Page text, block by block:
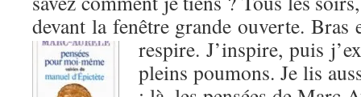
devant la fenêtre grande ouverte. Bras
respire. J’inspire, puis
pleins poumons. Je lis